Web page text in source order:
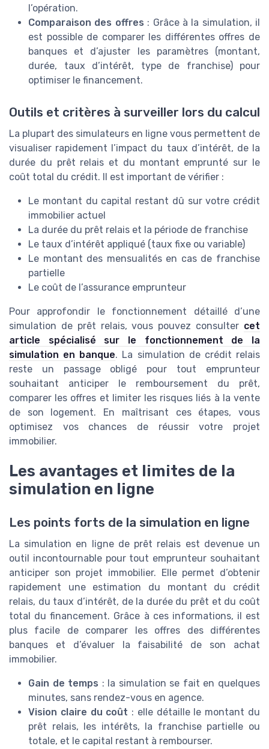
l’opération.
Comparaison des offres : Grâce à la simulation, il
est possible de comparer les différentes offres de
banques et d’ajuster les paramètres (montant,
durée, taux d’intérêt, type de franchise) pour
optimiser le financement.
Outils et critères à surveiller lors du calcul
La plupart des simulateurs en ligne vous permettent de
visualiser rapidement l’impact du taux d’intérêt, de la
durée du prêt relais et du montant emprunté sur le
coût total du crédit. Il est important de vérifier :
Le montant du capital restant dû sur votre crédit
immobilier actuel
La durée du prêt relais et la période de franchise
Le taux d’intérêt appliqué (taux fixe ou variable)
Le montant des mensualités en cas de franchise
partielle
Le coût de l’assurance emprunteur
Pour approfondir le fonctionnement détaillé d’une
simulation de prêt relais, vous pouvez consulter cet
article spécialisé sur le fonctionnement de la
simulation en banque. La simulation de crédit relais
reste un passage obligé pour tout emprunteur
souhaitant anticiper le remboursement du prêt,
comparer les offres et limiter les risques liés à la vente
de son logement. En maîtrisant ces étapes, vous
optimisez vos chances de réussir votre projet
immobilier.
Les avantages et limites de la
simulation en ligne
Les points forts de la simulation en ligne
La simulation en ligne de prêt relais est devenue un
outil incontournable pour tout emprunteur souhaitant
anticiper son projet immobilier. Elle permet d’obtenir
rapidement une estimation du montant du crédit
relais, du taux d’intérêt, de la durée du prêt et du coût
total du financement. Grâce à ces informations, il est
plus facile de comparer les offres des différentes
banques et d’évaluer la faisabilité de son achat
immobilier.
Gain de temps : la simulation se fait en quelques
minutes, sans rendez-vous en agence.
Vision claire du coût : elle détaille le montant du
prêt relais, les intérêts, la franchise partielle ou
totale, et le capital restant à rembourser.